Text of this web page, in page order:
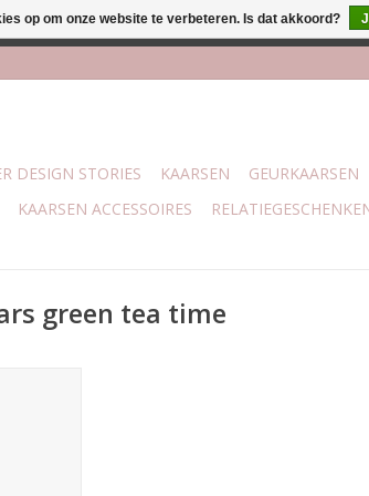
DESIGN STORIES KAARSEN GEURKAARSEN
KAARSEN ACCESSOIRES
green tea time
op om onze website te verbeteren. Is dat akkoord?
Woon & Cadeau | Belvederelaan 107